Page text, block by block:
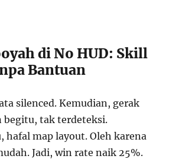
di No HUD: Skill
Bantuan
silenced. Kemudian, gerak
begitu, tak terdeteksi.
hafal map layout. Oleh karena
Jadi, win rate naik 25%.